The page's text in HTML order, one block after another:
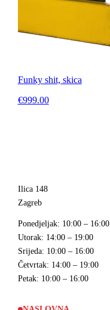
Funky shit, skica
€999.00
Ilica 148
Zagreb
Ponedjeljak: 10:00 – 16:00
Utorak: 14:00 – 19:00
Srijeda: 10:00 – 16:00
Četvrtak: 14:00 – 19:00
Petak: 10:00 – 16:00